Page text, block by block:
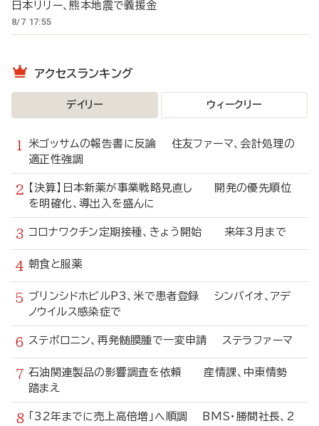
日本リリー、熊本地震で義援金
8/7 17:55
アクセスランキング
デイリー ウィークリー
米ゴッサムの報告書に反論 住友ファーマ、会計処理の
適正性強調
【決算】日本新薬が事業戦略見直し 開発の優先順位
を明確化、導出入を盛んに
コロナワクチン定期接種、きょう開始 来年3月まで
朝食と服薬
ブリンシドホビルP3、米で患者登録 シンバイオ、アデ
ノウイルス感染症で
ステボロニン、再発髄膜腫で一変申請 ステラファーマ
石油関連製品の影響調査を依頼 産情課、中東情勢
踏まえ
「32年までに売上高倍増」へ順調 BMS・勝間社長、2